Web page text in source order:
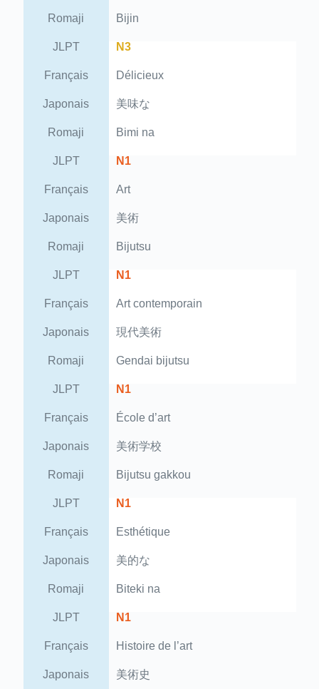
Romaji Bijin
JLPT N3
Français Délicieux
Japonais 美味な
Romaji Bimi na
JLPT N1
Français Art
Japonais 美術
Romaji Bijutsu
JLPT N1
Français Art contemporain
Japonais 現代美術
Romaji Gendai bijutsu
JLPT N1
Français École d’art
Japonais 美術学校
Romaji Bijutsu gakkou
JLPT N1
Français Esthétique
Japonais 美的な
Romaji Biteki na
JLPT N1
Français Histoire de l’art
Japonais 美術史